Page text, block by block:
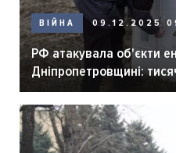
ВІЙНА 09.12.2025
РФ атакувала об'єкти
Дніпропетровщині:
знеструмлені